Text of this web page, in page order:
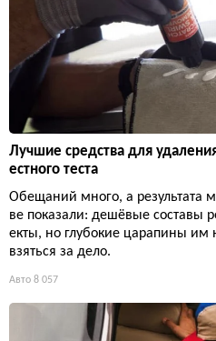
Лучшие средства для
естного теста
Обещаний много, а результата
ве показали: дешёвые составы
екты, но глубокие царапины им
взяться за дело.
Авто 8 057